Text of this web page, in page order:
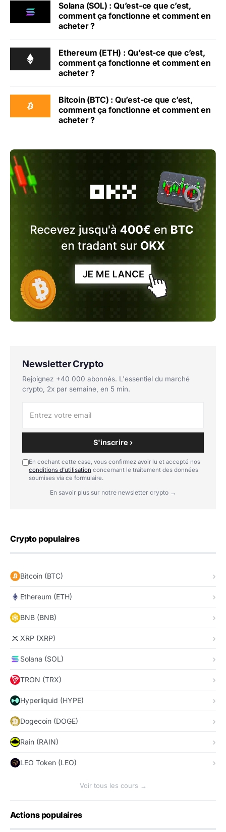
Solana (SOL) : Qu’est-ce que c’est,
comment ça fonctionne et comment en
acheter ?
Ethereum (ETH) : Qu’est-ce que c’est,
comment ça fonctionne et comment en
acheter ?
Bitcoin (BTC) : Qu’est-ce que c’est,
comment ça fonctionne et comment en
acheter ?
Newsletter Crypto
Rejoignez +40 000 abonnés. L'essentiel du marché
crypto, 2x par semaine, en 5 min.
S'inscrire ›
En cochant cette case, vous confirmez avoir lu et accepté nos
conditions d'utilisation concernant le traitement des données
soumises via ce formulaire.
En savoir plus sur notre newsletter crypto →
Crypto populaires
Bitcoin (BTC)
Ethereum (ETH)
BNB (BNB)
XRP (XRP)
Solana (SOL)
TRON (TRX)
Hyperliquid (HYPE)
Dogecoin (DOGE)
Rain (RAIN)
LEO Token (LEO)
Voir tous les cours →
Actions populaires